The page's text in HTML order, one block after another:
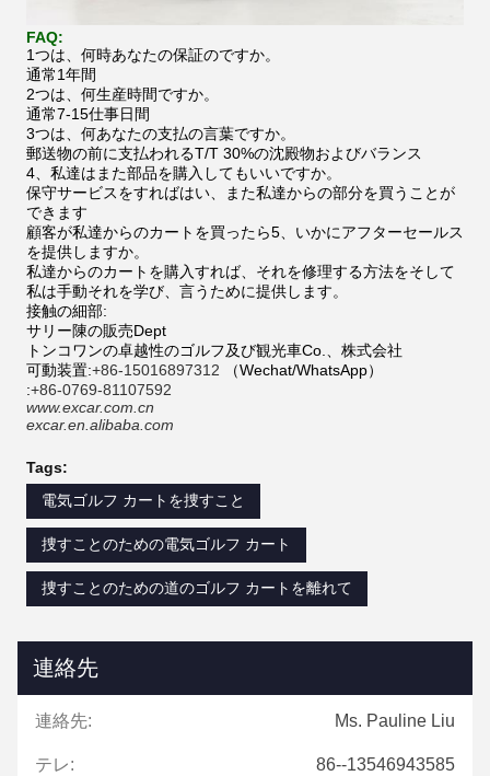
FAQ:
1つは、何時あなたの保証のですか。
通常1年間
2つは、何生産時間ですか。
通常7-15仕事日間
3つは、何あなたの支払の言葉ですか。
郵送物の前に支払われるT/T 30%の沈殿物およびバランス
4、私達はまた部品を購入してもいいですか。
保守サービスをすればはい、また私達からの部分を買うことが
できます
顧客が私達からのカートを買ったら5、いかにアフターセールス
を提供しますか。
私達からのカートを購入すれば、それを修理する方法をそして
私は手動それを学び、言うために提供します。
接触の細部:
サリー陳の販売Dept
トンコワンの卓越性のゴルフ及び観光車Co.、株式会社
可動装置:+86-15016897312 （Wechat/WhatsApp）
:+86-0769-81107592
www.excar.com.cn
excar.en.alibaba.com
Tags:
電気ゴルフ カートを捜すこと
捜すことのための電気ゴルフ カート
捜すことのための道のゴルフ カートを離れて
連絡先
連絡先: Ms. Pauline Liu
テレ: 86--13546943585